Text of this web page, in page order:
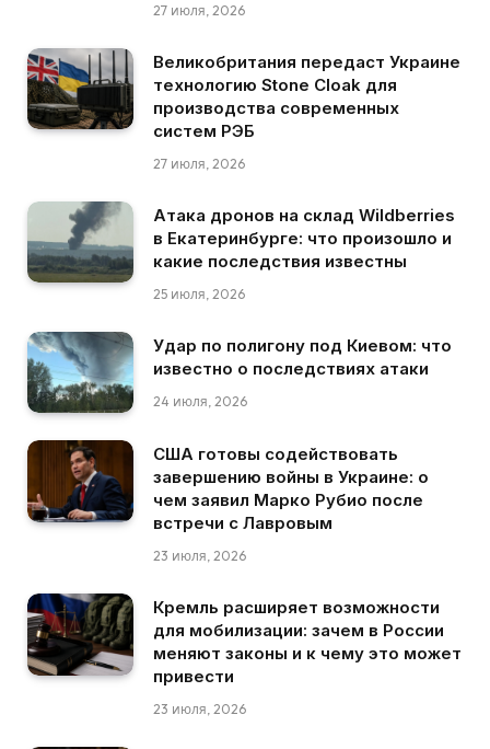
27 июля, 2026
Великобритания передаст Украине
технологию Stone Cloak для
производства современных
систем РЭБ
27 июля, 2026
Атака дронов на склад Wildberries
в Екатеринбурге: что произошло и
какие последствия известны
25 июля, 2026
Удар по полигону под Киевом: что
известно о последствиях атаки
24 июля, 2026
США готовы содействовать
завершению войны в Украине: о
чем заявил Марко Рубио после
встречи с Лавровым
23 июля, 2026
Кремль расширяет возможности
для мобилизации: зачем в России
меняют законы и к чему это может
привести
23 июля, 2026